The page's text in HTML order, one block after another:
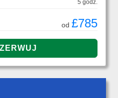
5 godz.
od £785